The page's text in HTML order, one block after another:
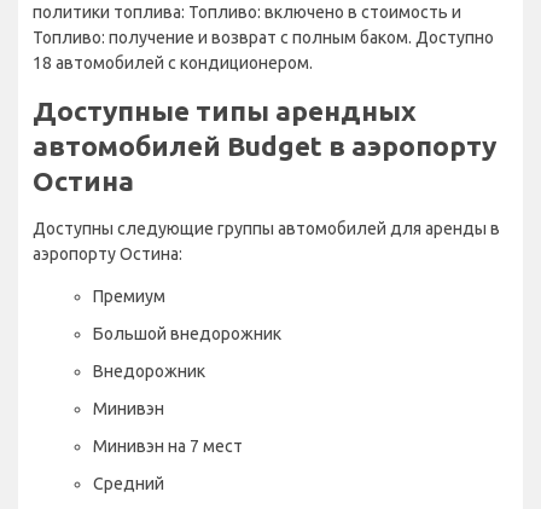
политики топлива: Топливо: включено в стоимость и
Топливо: получение и возврат с полным баком. Доступно
18 автомобилей с кондиционером.
Доступные типы арендных
автомобилей Budget в аэропорту
Остина
Доступны следующие группы автомобилей для аренды в
аэропорту Остина:
Премиум
Большой внедорожник
Внедорожник
Минивэн
Минивэн на 7 мест
Средний